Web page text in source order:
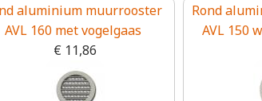
aluminium muurrooster
AVL 160 met vogelgaas
€ 11,86
Rond
AVL 150